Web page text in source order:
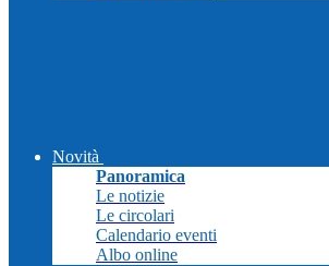
Novità
Panoramica
Le notizie
Le circolari
Calendario eventi
Albo online